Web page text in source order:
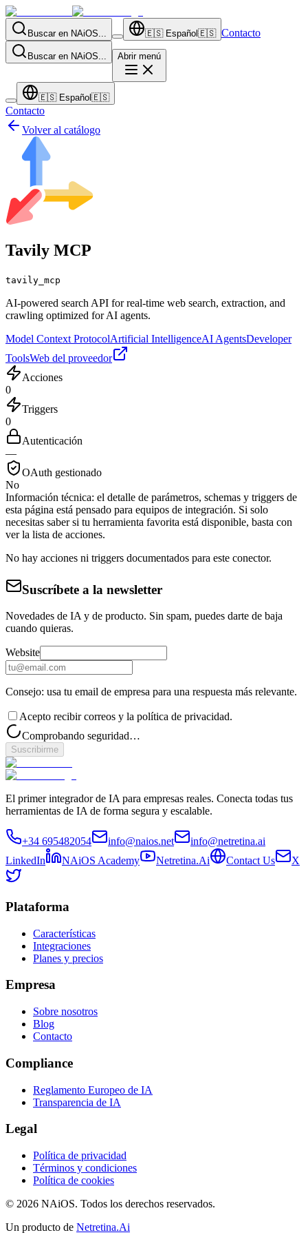
Buscar en NAiOS... 🇪🇸 Español 🇪🇸 Contacto
Buscar en NAiOS... Abrir menú
🇪🇸 Español 🇪🇸
Contacto
Volver al catálogo
Tavily MCP
tavily_mcp
AI-powered search API for real-time web search, extraction, and
crawling optimized for AI agents.
Model Context ProtocolArtificial IntelligenceAI AgentsDeveloper
ToolsWeb del proveedor
Acciones
0
Triggers
0
Autenticación
—
OAuth gestionado
No
Información técnica: el detalle de parámetros, schemas y triggers de
esta página está pensado para equipos de integración. Si solo
necesitas saber si tu herramienta favorita está disponible, basta con
ver la lista de acciones.
No hay acciones ni triggers documentados para este conector.
Suscríbete a la newsletter
Novedades de IA y de producto. Sin spam, puedes darte de baja
cuando quieras.
Website
Consejo: usa tu email de empresa para una respuesta más relevante.
Acepto recibir correos y la política de privacidad.
Comprobando seguridad…
Suscribirme
El primer integrador de IA para empresas reales. Conecta todas tus
herramientas de IA de forma segura y escalable.
+34 695482054 info@naios.net
info@netretina.ai
LinkedIn
NAiOS Academy Netretina.Ai Contact Us X
Plataforma
Características
Integraciones
Planes y precios
Empresa
Sobre nosotros
Blog
Contacto
Compliance
Reglamento Europeo de IA
Transparencia de IA
Legal
Política de privacidad
Términos y condiciones
Política de cookies
© 2026 NAiOS. Todos los derechos reservados.
Un producto de Netretina.Ai